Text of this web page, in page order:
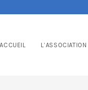
ACCUEIL L’ASSOCIATION